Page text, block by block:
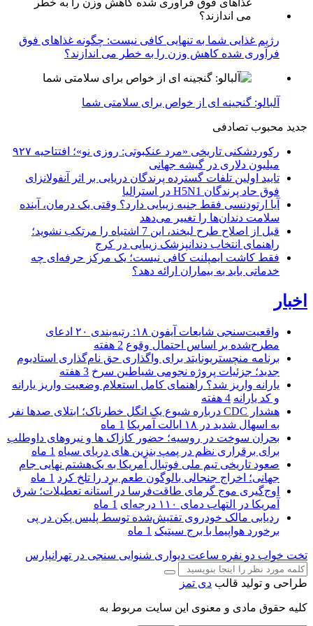
رژیم غذایی شما به تنهایی کافی نیست: چگونه غذاهای فوق
فرآوری شده کاهش وزن را به خطر می اندازند؟
آلبالو: گنجینه ای از خواص برای سلامتی شما
جدید محبوب تصادفی
رکوردشکنی تاریخی «مرد عنکبوتی: روزی نو»؛ افتتاحیه ۹۲۷
میلیون دلاری در گیشه جهانی
تایید اولین تلفات گسترده پرندگان دریایی بر اثر آنفولانزای
فوق حاد پرندگان H5N1 در استرالیا
آیا ارتودنسی فقط جنبه زیبایی دارد؟ وقتی یک درمان، آینده
سلامت دندان‌ها را تغییر می‌دهد
قبل از اصلاح طرح لبخند، این 7 اشتباه را مرتکب نشوید؛
راهنمای انتخاب دندانپزشک زیبایی در کرج
فقط کاشت ایمپلنت کافی نیست؛ یک مرکز حرفه‌ای چه
خدماتی باید به بیماران ارائه دهد؟
اخبار
واقعیت‌سنجی شایعات آیفون ۱۸: رتبه‌بندی ۲۰ ادعای
مطرح‌شده بر اساس احتمال وقوع 2 هفته
برنامه منچستریونایتد برای واگذاری حق نام‌گذاری استادیوم
جدید؛ جزئیات پروژه نجومی شیاطین سرخ 3 هفته
یارانه واریز شد؟ راهنمای کامل استعلام وضعیت واریز یارانه
و کد یارانه 4 هفته
هشدار CDC درباره شیوع یک انگل خطرناک؛ ابتلای صدها نفر
به اسهال شدید در ۱۸ ایالت آمریکا
1 ماه
بحران سوخت در روسیه؛ حضور کازاک‌ ها و نیروهای داوطلب
برای برقراری نظم در پمپ بنزین‌ های دریای سیاه 1 ماه
صعود تاریخی تیم ملی فوتبال آمریکا به یک‌هشتم نهایی جام
جهانی؛ اخراج جنجالی بالوگون طعم برد را تلخ کرد 1 ماه
اوج‌گیری موج گرمای طاقت‌فرسا در آستانه تعطیلات؛ شرق
آمریکا در التهاب دمای ۱۱۰ درجه‌ای
1 ماه
ردیابی مالک خودروی تفتیش‌شده توسط پلیس پکن در پی
برخورد هواپیما با برج سیتیک 1 ماه
تخت خواب دو نفره ساعت دیواری شنوایی سنجی در تهرانپارس
طراحی و تولید قالب دی تمز
کلیه حقوق مادی و معنوی این سایت مربوط به